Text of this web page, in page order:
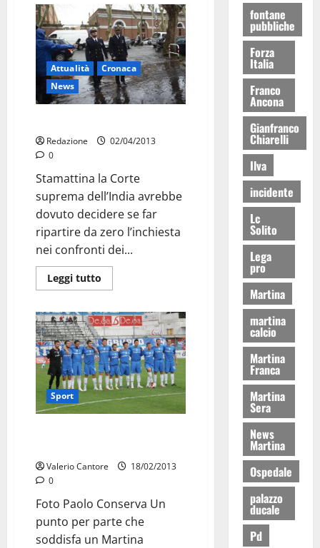
Attualità
Cronaca
News
Redazione
02/04/2013
0
Stamattina la Corte
suprema dell’India avrebbe
dovuto decidere se far
ripartire da zero l’inchiesta
nei confronti dei...
Leggi tutto
Sport
Valerio Cantore
18/02/2013
0
Foto Paolo Conserva Un
punto per parte che
soddisfa un Martina
fontane
pubbliche
Forza
Italia
Franco
Ancona
Gianfranco
Chiarelli
Ilva
incidente
Lc
Solito
Lega
pro
Martina
martina
calcio
Martina
Franca
Martina
Sera
News
Martina
Ospedale
palazzo
ducale
Pd